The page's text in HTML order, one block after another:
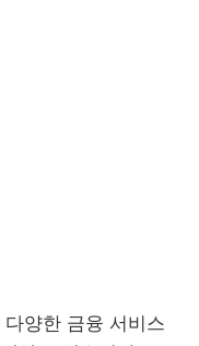
양한 금융 서비스